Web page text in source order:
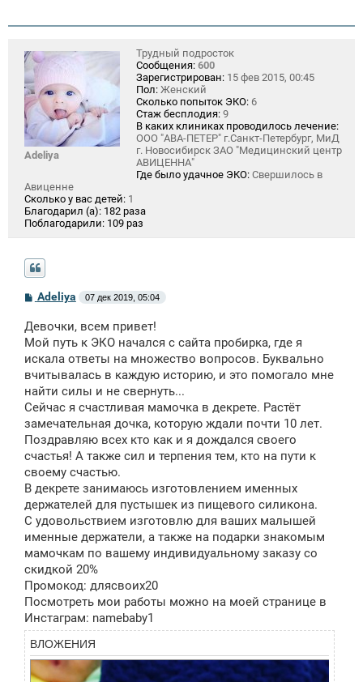
Adeliya
Трудный подросток
Сообщения: 600
Зарегистрирован: 15 фев 2015, 00:45
Пол: Женский
Сколько попыток ЭКО: 6
Стаж бесплодия: 9
В каких клиниках проводилось лечение:
ООО "АВА-ПЕТЕР" г.Санкт-Петербург, МиД
г. Новосибирск ЗАО "Медицинский центр
АВИЦЕННА"
Где было удачное ЭКО: Свершилось в
Авиценне
Сколько у вас детей: 1
Благодарил (а): 182 раза
Поблагодарили: 109 раз
С
о
б
щ
н
и
Adeliya 07 дек 2019, 05:04
Девочки, всем привет!
Мой путь к ЭКО начался с сайта пробирка, где я
искала ответы на множество вопросов. Буквально
вчитывалась в каждую историю, и это помогало мне
найти силы и не свернуть...
Сейчас я счастливая мамочка в декрете. Растёт
замечательная дочка, которую ждали почти 10 лет.
Поздравляю всех кто как и я дождался своего
счастья! А также сил и терпения тем, кто на пути к
своему счастью.
В декрете занимаюсь изготовлением именных
держателей для пустышек из пищевого силикона.
С удовольствием изготовлю для ваших малышей
именные держатели, а также на подарки знакомым
мамочкам по вашему индивидуальному заказу со
скидкой 20%
Промокод: длясвоих20
Посмотреть мои работы можно на моей странице в
Инстаграм: namebaby1
ВЛОЖЕНИЯ